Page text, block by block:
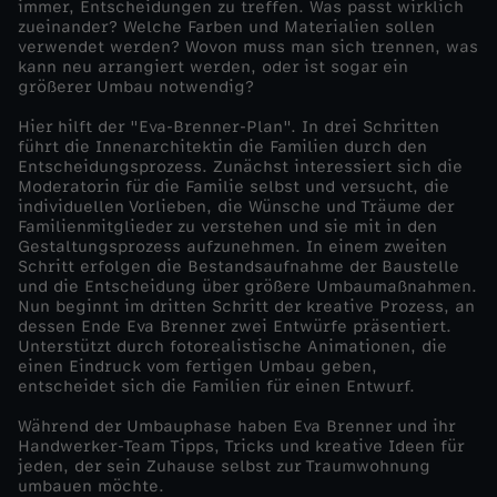
g
s
c
h
ö
n
-
E
i
immer, Entscheidungen zu treffen. Was passt wirklich
zueinander? Welche Farben und Materialien sollen
verwendet werden? Wovon muss man sich trennen, was
kann neu arrangiert werden, oder ist sogar ein
größerer Umbau notwendig?
Hier hilft der "Eva-Brenner-Plan". In drei Schritten
führt die Innenarchitektin die Familien durch den
Entscheidungsprozess. Zunächst interessiert sich die
Moderatorin für die Familie selbst und versucht, die
individuellen Vorlieben, die Wünsche und Träume der
Familienmitglieder zu verstehen und sie mit in den
Gestaltungsprozess aufzunehmen. In einem zweiten
Schritt erfolgen die Bestandsaufnahme der Baustelle
und die Entscheidung über größere Umbaumaßnahmen.
Nun beginnt im dritten Schritt der kreative Prozess, an
dessen Ende Eva Brenner zwei Entwürfe präsentiert.
Unterstützt durch fotorealistische Animationen, die
einen Eindruck vom fertigen Umbau geben,
entscheidet sich die Familien für einen Entwurf.
Während der Umbauphase haben Eva Brenner und ihr
Handwerker-Team Tipps, Tricks und kreative Ideen für
jeden, der sein Zuhause selbst zur Traumwohnung
umbauen möchte.